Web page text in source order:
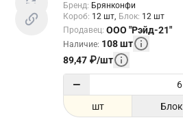
Бренд: Брянконфи
Короб: 12 шт Блок: 12 шт
Продавец: ООО "Рэйд-21"
Наличие: 108шт
89,47 ₽/шт
−
шт Блок